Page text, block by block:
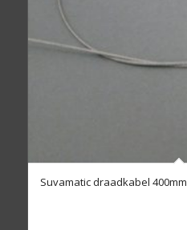
Suvamatic draadkabel 400mm